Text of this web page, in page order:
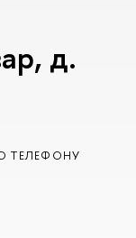
д.
ТЕЛЕФОНУ